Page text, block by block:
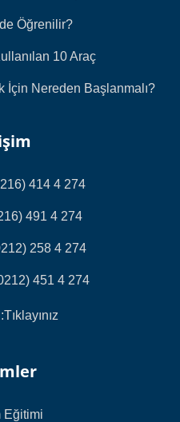
Öğrenilir?
10 Araç
İçin Nereden Başlanmalı?
414 4 274
491 4 274
258 4 274
451 4 274
Eğitimi